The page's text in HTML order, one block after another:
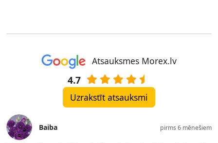
Atsauksmes Morex.lv
4.7
Uzrakstīt atsauksmi
Baiba pirms 6 mēnešiem